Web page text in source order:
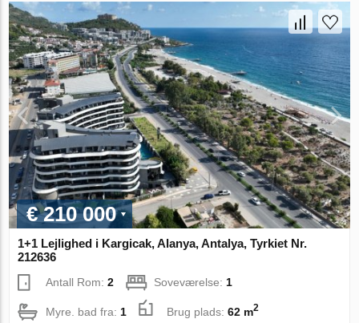
€ 210 000
1+1 Lejlighed i Kargicak, Alanya, Antalya, Tyrkiet Nr.
212636
Antall Rom:2 Soveværelse:1
Myre. bad fra: 1 Brug plads:62 m2